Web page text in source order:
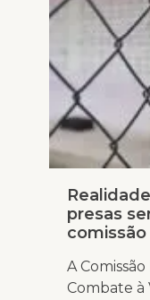
presas
A
Combate à